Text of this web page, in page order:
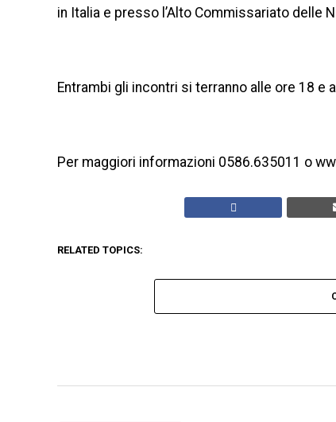
in Italia e presso l’Alto Commissariato delle
Entrambi gli incontri si terranno alle ore 18 e
Per maggiori informazioni 0586.635011 o
RELATED TOPICS: